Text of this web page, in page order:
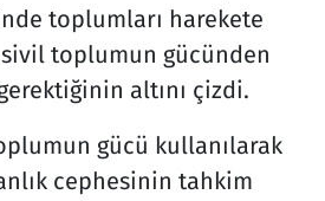
toplumları harekete
toplumun gücünden
altını çizdi.
gücü kullanılarak
cephesinin tahkim